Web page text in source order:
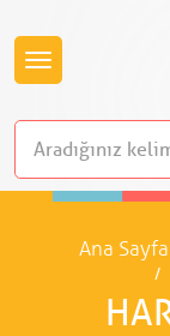
Ana Sayfa